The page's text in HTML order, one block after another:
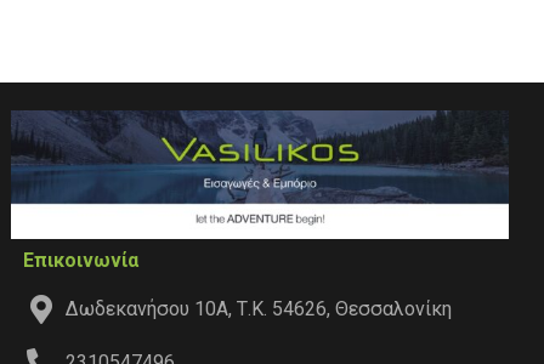
Επικοινωνία
Δωδεκανήσου 10Α, Τ.Κ. 54626, Θεσσαλονίκη